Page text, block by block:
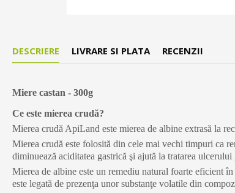
DESCRIERE LIVRARE SI PLATA RECENZII
Miere castan - 300g
Ce este mierea crudă?
Mierea crudă ApiLand este mierea de albine extrasă la
Mierea crudă este folosită din cele mai vechi timpuri ca
diminuează aciditatea gastrică şi ajută la tratarea ulcerului
Mierea de albine este un remediu natural foarte eficient
este legată de prezenţa unor substanţe volatile din